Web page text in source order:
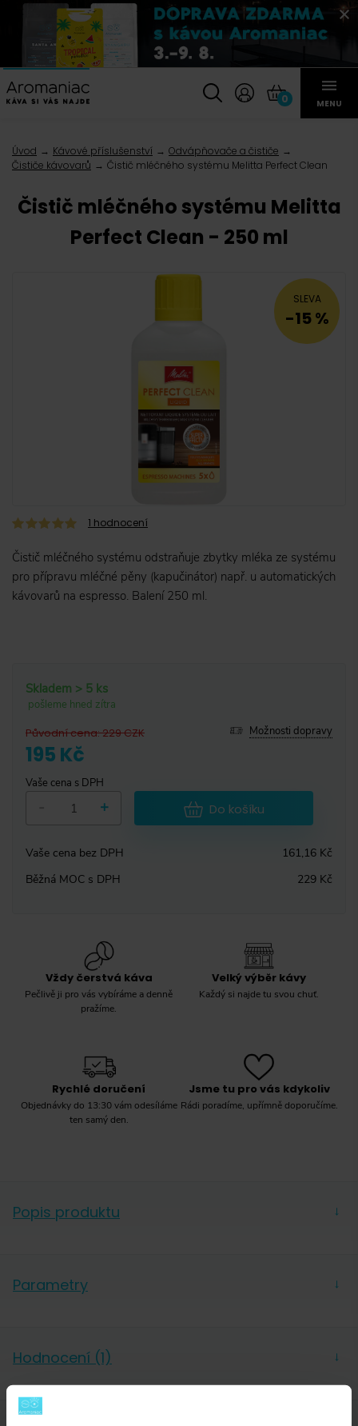
0 MENU
Úvod Kávové příslušenství
Odvápňovače a čističe
Čističe kávovarů
Čistič mléčného systému Melitta Perfect Clean
Čistič mléčného systému Melitta
Perfect Clean - 250 ml
SLEVA
-15 %
1 hodnocení
Čistič mléčného systému odstraňuje zbytky mléka ze systému
pro přípravu mléčné pěny (kapučinátor) např. u automatických
kávovarů na espresso. Balení 250 ml.
Skladem > 5 ks
pošleme hned zítra
Původní cena:229CZK
195 Kč
Vaše cena s DPH
Možnosti dopravy
+ Do košíku
Vaše cena bez DPH
161,16 Kč
Běžná MOC s DPH
229 Kč
Vždy čerstvá káva
Pečlivě ji pro vás vybíráme a denně
pražíme.
Velký výběr kávy
Každý si najde tu svou chuť.
Rychlé doručení
Objednávky do 13:30 vám odesíláme
ten samý den.
Jsme tu pro vás kdykoliv
Rádi poradíme, upřímně doporučíme.
Popis produktu →
Parametry →
Hodnocení (1) →